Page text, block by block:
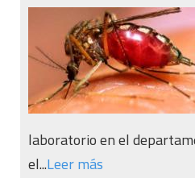
laboratorio en el
el...Leer más